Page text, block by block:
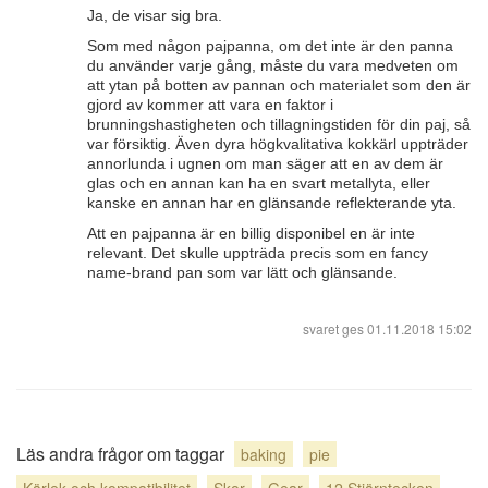
Ja, de visar sig bra.
Som med någon pajpanna, om det inte är den panna
du använder varje gång, måste du vara medveten om
att ytan på botten av pannan och materialet som den är
gjord av kommer att vara en faktor i
brunningshastigheten och tillagningstiden för din paj, så
var försiktig. Även dyra högkvalitativa kokkärl uppträder
annorlunda i ugnen om man säger att en av dem är
glas och en annan kan ha en svart metallyta, eller
kanske en annan har en glänsande reflekterande yta.
Att en pajpanna är en billig disponibel en är inte
relevant. Det skulle uppträda precis som en fancy
name-brand pan som var lätt och glänsande.
svaret ges01.11.2018 15:02
Läs andra frågor om taggar baking
pie